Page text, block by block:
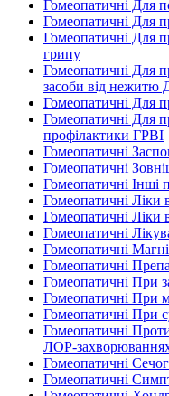
Гомеопатичні Для
Гомеопатичні Для
Гомеопатичні Для
грипу
Гомеопатичні Для
засоби від нежитю
Гомеопатичні Для
Гомеопатичні Для
профілактики ГРВІ
Гомеопатичні
Гомеопатичні
Гомеопатичні Інші
Гомеопатичні Ліки
Гомеопатичні Ліки
Гомеопатичні
Гомеопатичні
Гомеопатичні
Гомеопатичні При
Гомеопатичні При
Гомеопатичні При
Гомеопатичні
ЛОР-
Гомеопатичні
Гомеопатичні